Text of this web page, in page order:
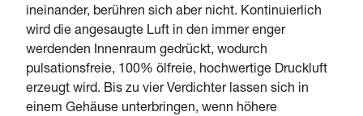
ineinander, berühren sich aber nicht. Kontinuierlich
wird die angesaugte Luft in den immer enger
werdenden Innenraum gedrückt, wodurch
pulsationsfreie, 100% ölfreie, hochwertige Druckluft
erzeugt wird. Bis zu vier Verdichter lassen sich in
einem Gehäuse unterbringen, wenn höhere